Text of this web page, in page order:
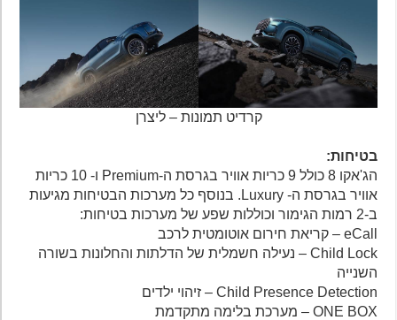
קרדיט תמונות – ליצרן
בטיחות:
הג'אקו 8 כולל 9 כריות אוויר בגרסת ה-Premium ו- 10 כריות
אוויר בגרסת ה- Luxury. בנוסף כל מערכות הבטיחות מגיעות
eCall – קריאת חירום אוטומטית לרכב
Child Lock – נעילה חשמלית של הדלתות והחלונות בשורה
השנייה
Child Presence Detection – זיהוי ילדים
ONE BOX – מערכת בלימה מתקדמת